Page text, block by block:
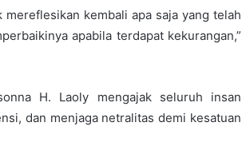
kembali apa saja yang telah
apabila terdapat kekurangan,”
H. Laoly mengajak seluruh insan
dan menjaga netralitas demi kesatuan